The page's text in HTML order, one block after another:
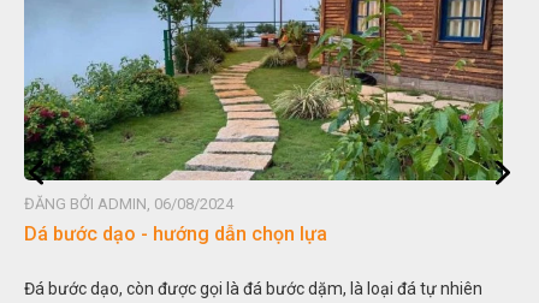
ĐĂNG BỞI ADMIN, 06/08/2024
Dá bước dạo - hướng dẫn chọn lựa
Đá bước dạo, còn được gọi là đá bước dặm, là loại đá tự nhiên